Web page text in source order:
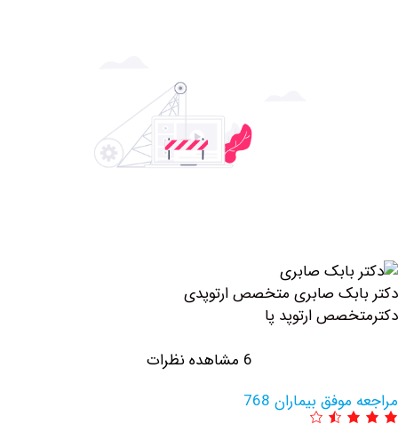
صابری متخصص ارتوپدی
ارتوپد پا
بیماران 768